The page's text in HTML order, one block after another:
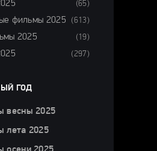
(65)
фильмы 2025 (613)
2025 (19)
(297)
ГОД
весны 2025
лета 2025